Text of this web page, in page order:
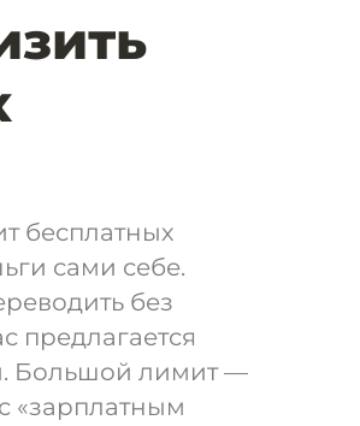
бесплатных
сами себе.
без
предлагается
Большой лимит —
«зарплатным